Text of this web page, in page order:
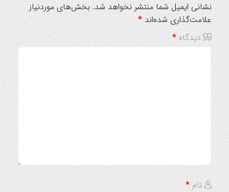
نشانی ایمیل شما منتشر نخواهد شد. بخش‌های موردنیاز
علامت‌گذاری شده‌اند*
دیدگاه*
نام*